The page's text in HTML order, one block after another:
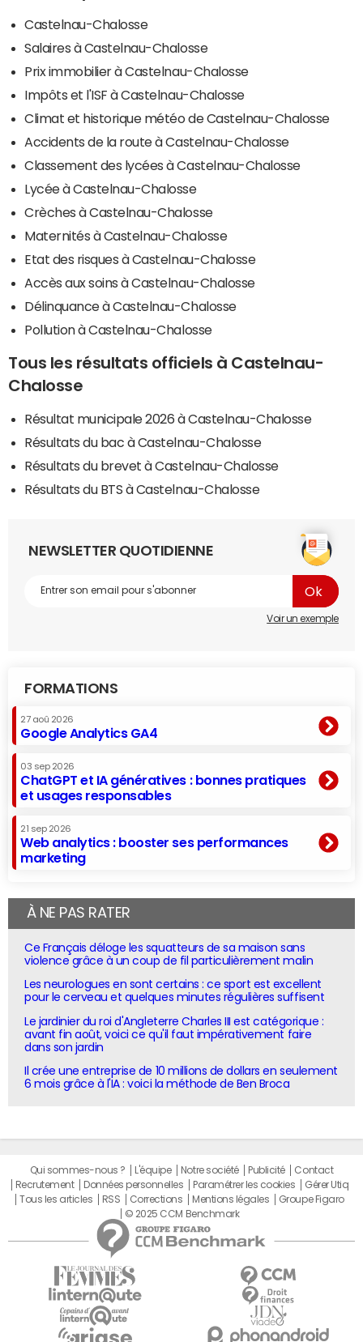
Castelnau-Chalosse
Salaires à Castelnau-Chalosse
Prix immobilier à Castelnau-Chalosse
Impôts et l'ISF à Castelnau-Chalosse
Climat et historique météo de Castelnau-Chalosse
Accidents de la route à Castelnau-Chalosse
Classement des lycées à Castelnau-Chalosse
Lycée à Castelnau-Chalosse
Crèches à Castelnau-Chalosse
Maternités à Castelnau-Chalosse
Etat des risques à Castelnau-Chalosse
Accès aux soins à Castelnau-Chalosse
Délinquance à Castelnau-Chalosse
Pollution à Castelnau-Chalosse
Tous les résultats officiels à Castelnau-
Chalosse
Résultat municipale 2026 à Castelnau-Chalosse
Résultats du bac à Castelnau-Chalosse
Résultats du brevet à Castelnau-Chalosse
Résultats du BTS à Castelnau-Chalosse
NEWSLETTER QUOTIDIENNE
Voir un exemple
FORMATIONS
27 aoû 2026
Google Analytics GA4
03 sep 2026
ChatGPT et IA génératives : bonnes pratiques
et usages responsables
21 sep 2026
Web analytics : booster ses performances
marketing
À NE PAS RATER
Ce Français déloge les squatteurs de sa maison sans
violence grâce à un coup de fil particulièrement malin
Les neurologues en sont certains : ce sport est excellent
pour le cerveau et quelques minutes régulières suffisent
Le jardinier du roi d'Angleterre Charles III est catégorique :
avant fin août, voici ce qu'il faut impérativement faire
dans son jardin
Il crée une entreprise de 10 millions de dollars en seulement
6 mois grâce à l'IA : voici la méthode de Ben Broca
Qui sommes-nous ? L'équipe Notre société Publicité
Contact
Recrutement
Données personnelles Paramétrer les cookies
Gérer Utiq
Tous les articles
RSS Corrections Mentions légales
Groupe Figaro
© 2025 CCM Benchmark